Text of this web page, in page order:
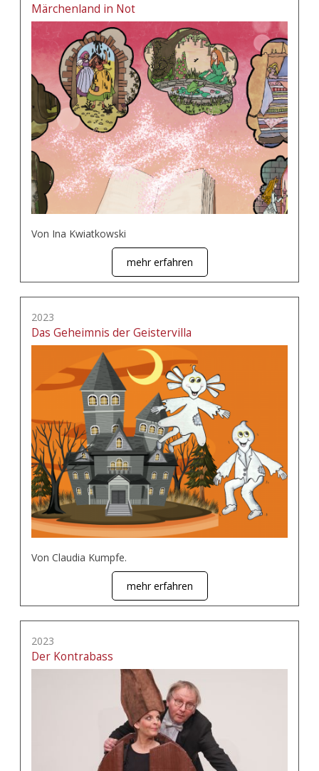
Märchenland in Not
Von Ina Kwiatkowski
mehr erfahren
2023
Das Geheimnis der Geistervilla
Von Claudia Kumpfe.
mehr erfahren
2023
Der Kontrabass